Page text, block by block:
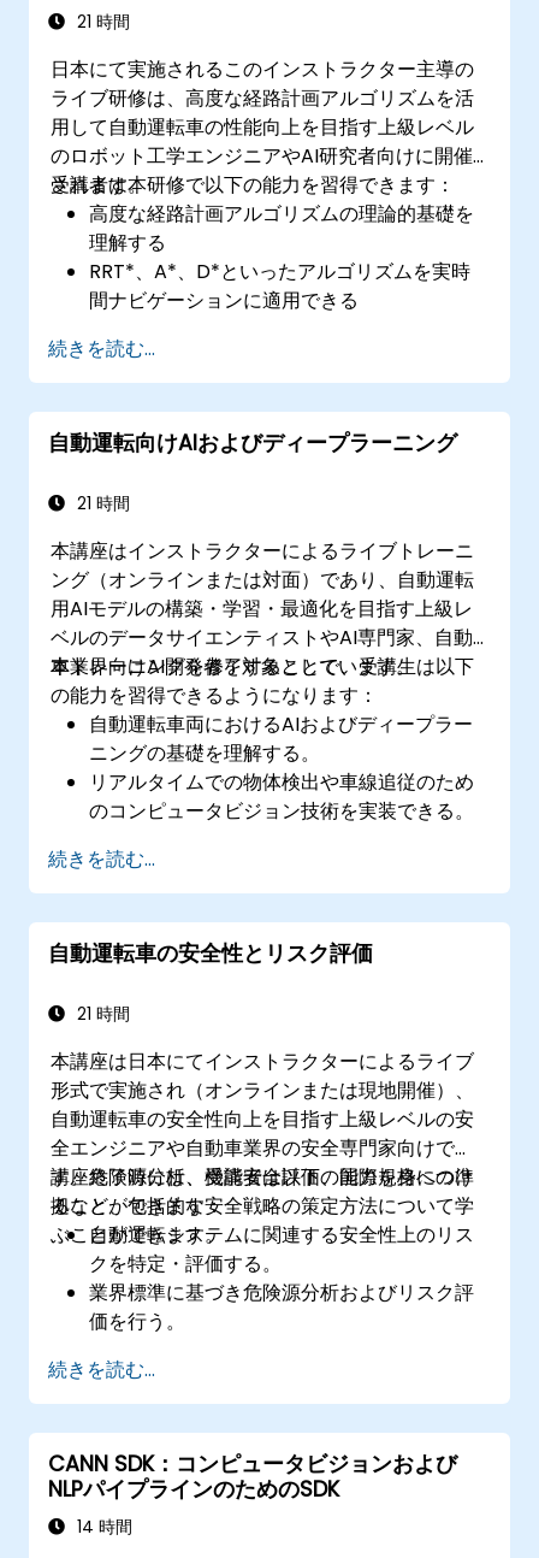
21 時間
日本にて実施されるこのインストラクター主導の
ライブ研修は、高度な経路計画アルゴリズムを活
用して自動運転車の性能向上を目指す上級レベル
のロボット工学エンジニアやAI研究者向けに開催
されます。
受講者は本研修で以下の能力を習得できます：
高度な経路計画アルゴリズムの理論的基礎を
理解する
RRT*、A*、D*といったアルゴリズムを実時
間ナビゲーションに適用できる
適化できる
センサー情報と組み合わせて経路計画の精度
向上が図れる
実際のシナリオにおいて様々なアルゴリズム
続きを読む...
自動運転向けAIおよびディープラーニング
21 時間
本講座はインストラクターによるライブトレーニ
ング（オンラインまたは対面）であり、自動運転
用AIモデルの構築・学習・最適化を目指す上級レ
ベルのデータサイエンティストやAI専門家、自動
車業界向けAI開発者を対象としています。
本トレーニングを修了することで、受講生は以下
の能力を習得できるようになります：
自動運転車両におけるAIおよびディープラー
ニングの基礎を理解する。
リアルタイムでの物体検出や車線追従のため
のコンピュータビジョン技術を実装できる。
強化学習を用いることができる。
より正確な認識やナビゲーションの実現のた
め、センサー情報統合技術を取り入れること
ができる。
ーニングモデルを構築できる。
続きを読む...
自動運転車の安全性とリスク評価
21 時間
本講座は日本にてインストラクターによるライブ
形式で実施され（オンラインまたは現地開催）、
自動運転車の安全性向上を目指す上級レベルの安
全エンジニアや自動車業界の安全専門家向けで
す。危険源分析、機能安全評価、国際規格への準
拠など、包括的な安全戦略の策定方法について学
ぶことができます。
講座終了時には、受講者は以下の能力を身につけ
ることができます：
自動運転システムに関連する安全性上のリス
クを特定・評価する。
業界標準に基づき危険源分析およびリスク評
価を行う。
できる。
ISO 26262やSOTIFといった機能安全規格を適
用できる。
自動運転車における安全性課題に対するリス
ク低減策を立案できる。
続きを読む...
CANN SDK：コンピュータビジョンおよび
NLPパイプラインのためのSDK
14 時間